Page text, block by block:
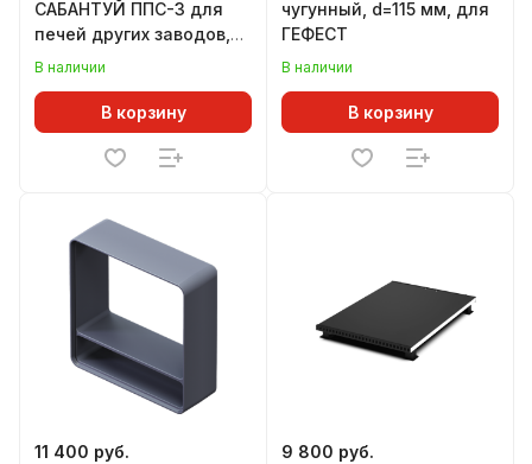
САБАНТУЙ ППС-3 для
печей других заводов,
совместимость в
В наличии
В корзину
чугунный, d=115 мм, для
ГЕФЕСТ
В наличии
В корзину
11 400 руб.
9 800 руб.